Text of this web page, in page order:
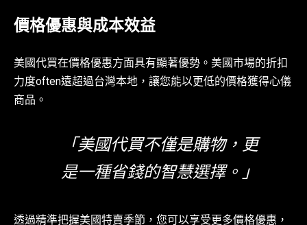
價格優惠與成本效益
美國代買在價格優惠方面具有顯著優勢。美國市場的折扣
力度often遠超過台灣本地，讓您能以更低的價格獲得心儀
商品。
「美國代買不僅是購物，更
是一種省錢的智慧選擇。」
透過精準把握美國特賣季節，您可以享受更多價格優惠，